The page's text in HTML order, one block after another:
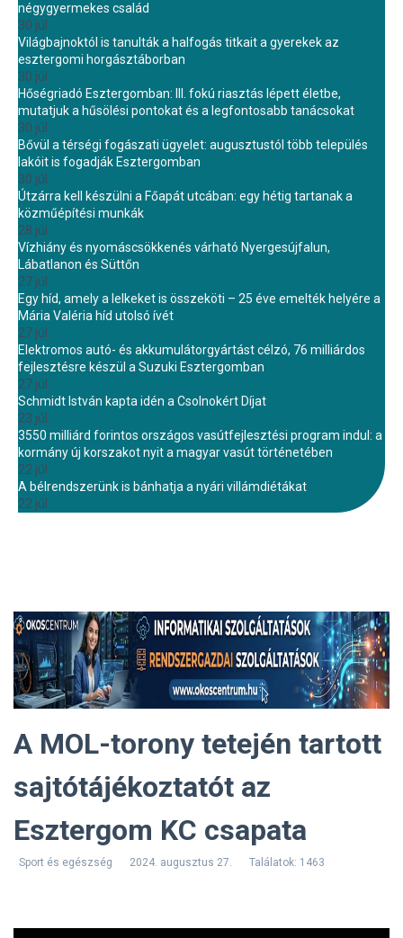
négygyermekes család
30 júl.
Világbajnoktól is tanulták a halfogás titkait a gyerekek az
esztergomi horgásztáborban
30 júl.
Hőségriadó Esztergomban: III. fokú riasztás lépett életbe,
mutatjuk a hűsölési pontokat és a legfontosabb tanácsokat
30 júl.
Bővül a térségi fogászati ügyelet: augusztustól több település
lakóit is fogadják Esztergomban
30 júl.
Útzárra kell készülni a Főapát utcában: egy hétig tartanak a
közműépítési munkák
28 júl.
Vízhiány és nyomáscsökkenés várható Nyergesújfalun,
Lábatlanon és Süttőn
27 júl.
Egy híd, amely a lelkeket is összeköti – 25 éve emelték helyére a
Mária Valéria híd utolsó ívét
27 júl.
Elektromos autó- és akkumulátorgyártást célzó, 76 milliárdos
fejlesztésre készül a Suzuki Esztergomban
27 júl.
Schmidt István kapta idén a Csolnokért Díjat
23 júl.
3550 milliárd forintos országos vasútfejlesztési program indul: a
kormány új korszakot nyit a magyar vasút történetében
22 júl.
A bélrendszerünk is bánhatja a nyári villámdiétákat
22 júl.
A MOL-torony tetején tartott
sajtótájékoztatót az
Esztergom KC csapata
Sport és egészség 2024. augusztus 27. Találatok: 1463